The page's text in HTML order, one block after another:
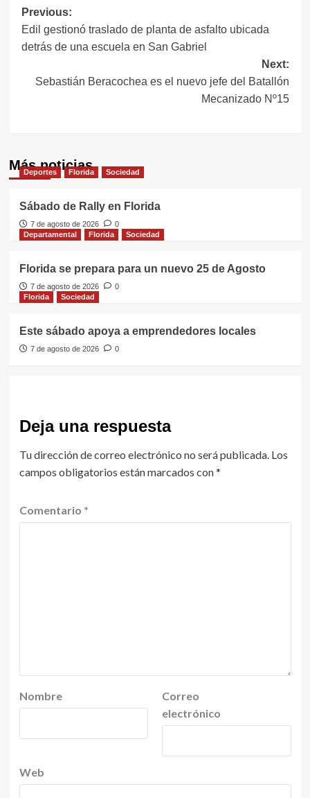
Navegación
de
Previous:
Edil gestionó traslado de planta de asfalto ubicada
detrás de una escuela en San Gabriel
Next:
Sebastián Beracochea es el nuevo jefe del Batallón
Mecanizado Nº15
Más noticias
Deportes Florida Sociedad
Sábado de Rally en Florida
7 de agosto de 2026
0
Departamental
Florida Sociedad
Florida se prepara para un nuevo 25 de Agosto
7 de agosto de 2026
0
Florida
Sociedad
Este sábado apoya a emprendedores locales
7 de agosto de 2026 0
Deja una respuesta
Tu dirección de correo electrónico no será publicada. Los
campos obligatorios están marcados con*
Comentario *
Nombre
Correo
electrónico
Web